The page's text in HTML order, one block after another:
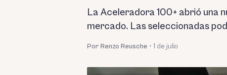
La Aceleradora 100+ abrió una
mercado. Las seleccionadas
Por Renzo Reusche • 1 de julio